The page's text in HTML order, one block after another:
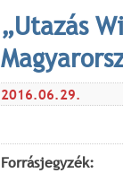
„Utazás
2016.06.29.
Forrásjegyzék: